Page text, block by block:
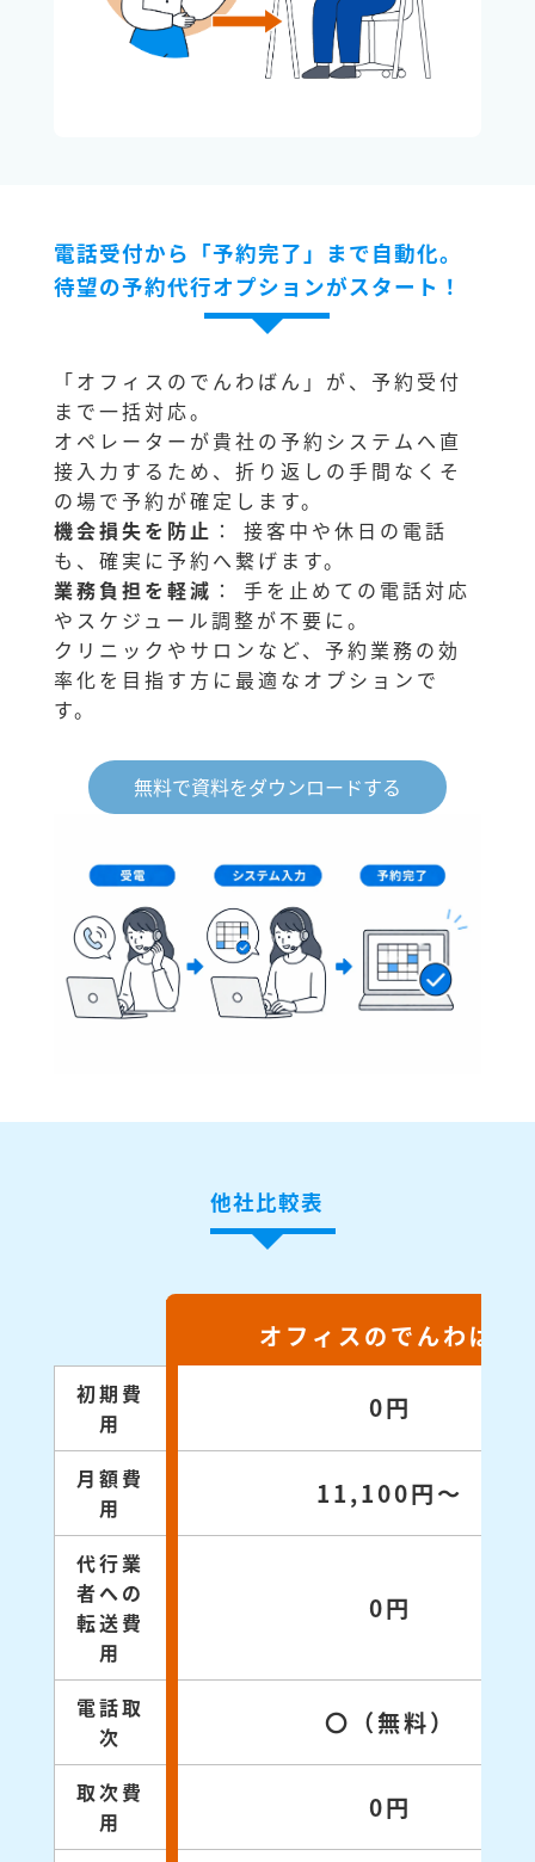
電話受付から「予約完了」まで自動化。
待望の予約代行オプションがスタート！
「オフィスのでんわばん」が、予約受付
まで一括対応。
オペレーターが貴社の予約システムへ直
接入力するため、折り返しの手間なくそ
の場で予約が確定します。
機会損失を防止 ： 接客中や休日の電話
も、確実に予約へ繋げます。
業務負担を軽減 ： 手を止めての電話対応
やスケジュール調整が不要に。
クリニックやサロンなど、予約業務の効
率化を目指す方に最適なオプションで
す。
無料で資料をダウンロードする
他社比較表
オフィスのでんわばん
初期費
用
0円
月額費
用
11,100円～
代行業
者への
転送費
用
0円
電話取
次
〇（無料）
取次費
用
0円